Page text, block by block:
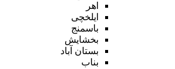
اهر
ایلخچی
باسمنج
بخشایش
بستان آباد
بناب